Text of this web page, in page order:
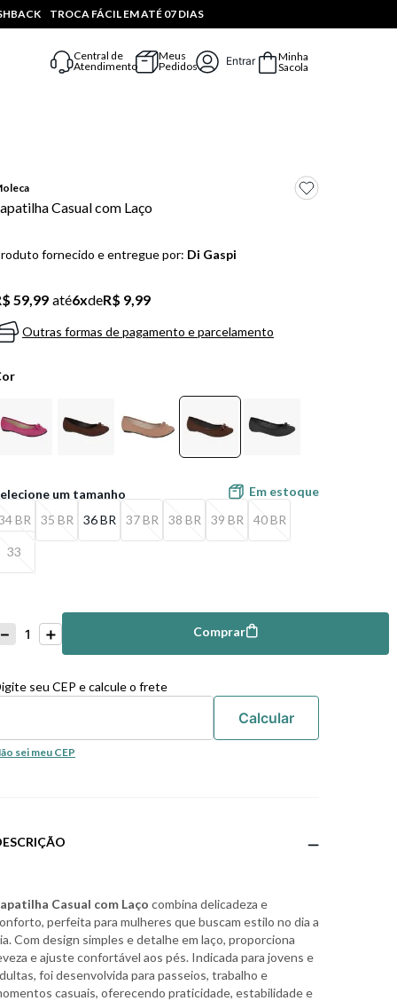
TROCA FÁCIL EM ATÉ 07 DIAS
Central de
Atendimento
Meus
Pedidos
Entrar
Minha
Sacola
Casual com Laço
fornecido e entregue por: Di Gaspi
59,99 até6xdeR$ 9,99
Outras formas de pagamento e parcelamento
BR 35 BR 36 BR 37 BR 38 BR 39 BR 40 BR
33
Em estoque
＋
－ Comprar
seu CEP e calcule o frete
sei meu CEP
Casual com Laço combina delicadeza e
perfeita para mulheres que buscam estilo no dia a
Com design simples e detalhe em laço, proporciona
e ajuste confortável aos pés. Indicada para jovens e
foi desenvolvida para passeios, trabalho e
casuais, oferecendo praticidade, estabilidade e